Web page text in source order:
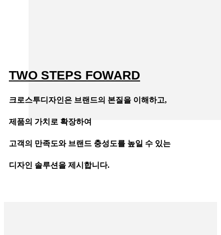
TWO STEPS FOWARD
크로스투디자인은 브랜드의 본질을 이해하고,
제품의 가치로 확장하여
고객의 만족도와 브랜드 충성도를 높일 수 있는
디자인 솔루션을 제시합니다.